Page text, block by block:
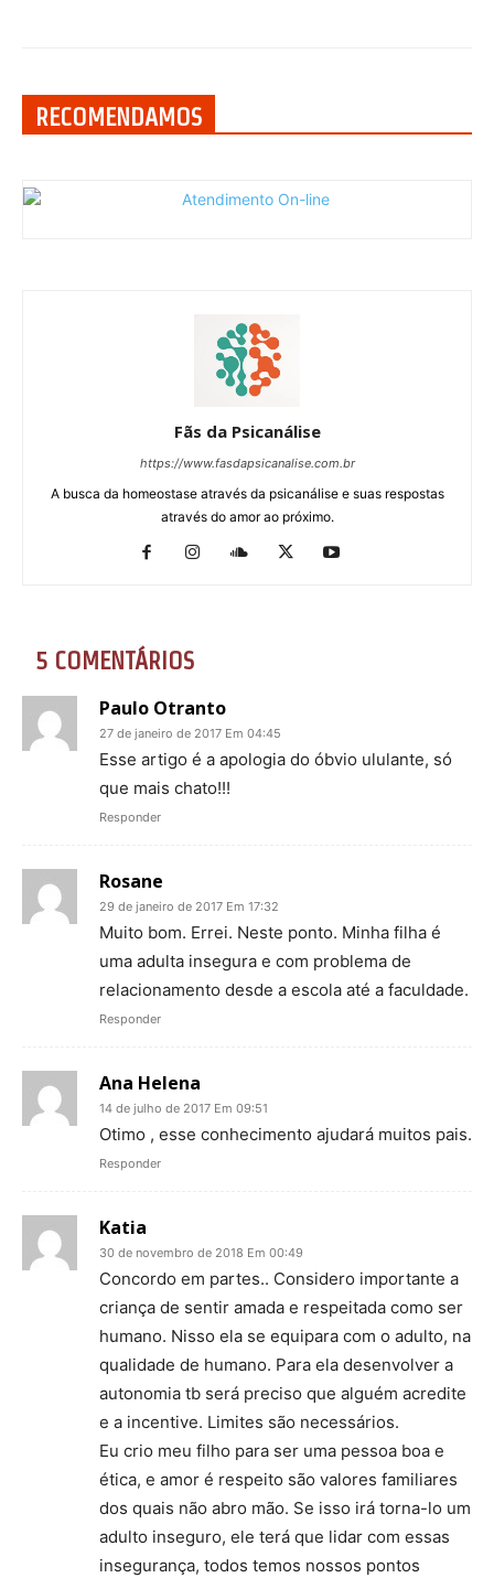
RECOMENDAMOS
Fãs da Psicanálise
https://www.fasdapsicanalise.com.br
A busca da homeostase através da psicanálise e suas respostas
através do amor ao próximo.
5 COMENTÁRIOS
Paulo Otranto
27 de janeiro de 2017 Em 04:45
Esse artigo é a apologia do óbvio ululante, só
que mais chato!!!
Responder
Rosane
29 de janeiro de 2017 Em 17:32
Muito bom. Errei. Neste ponto. Minha filha é
uma adulta insegura e com problema de
relacionamento desde a escola até a faculdade.
Responder
Ana Helena
14 de julho de 2017 Em 09:51
Otimo , esse conhecimento ajudará muitos pais.
Responder
Katia
30 de novembro de 2018 Em 00:49
Concordo em partes.. Considero importante a
criança de sentir amada e respeitada como ser
humano. Nisso ela se equipara com o adulto, na
qualidade de humano. Para ela desenvolver a
autonomia tb será preciso que alguém acredite
e a incentive. Limites são necessários.
Eu crio meu filho para ser uma pessoa boa e
ética, e amor é respeito são valores familiares
dos quais não abro mão. Se isso irá torna-lo um
adulto inseguro, ele terá que lidar com essas
insegurança, todos temos nossos pontos